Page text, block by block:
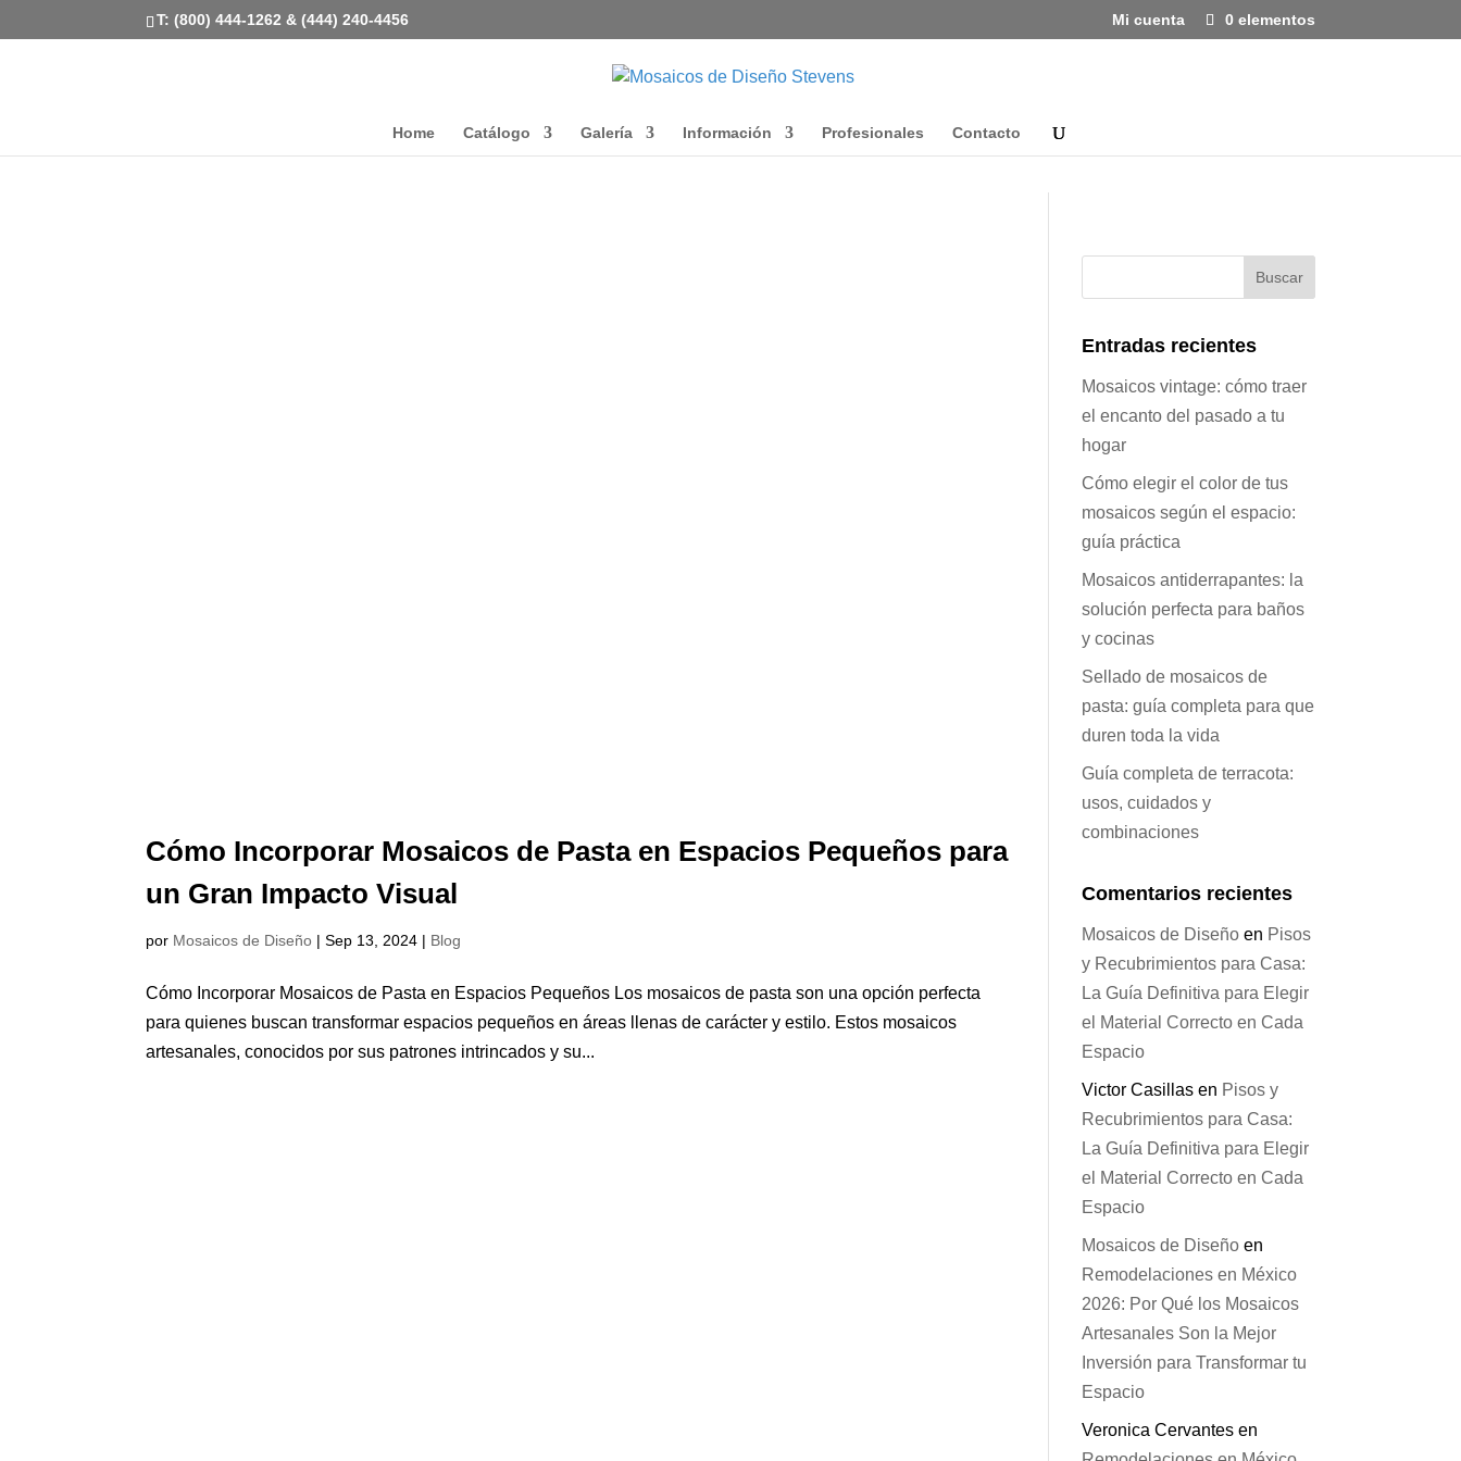
T: (800) 444-1262 & (444) 240-4456 Mi cuenta 0 elementos
Home Catálogo Galería Información Profesionales Contacto
Cómo Incorporar Mosaicos de Pasta en Espacios Pequeños para
un Gran Impacto Visual
por Mosaicos de Diseño |Sep 13, 2024 | Blog
Cómo Incorporar Mosaicos de Pasta en Espacios Pequeños Los mosaicos de pasta son una opción perfecta
para quienes buscan transformar espacios pequeños en áreas llenas de carácter y estilo. Estos mosaicos
artesanales, conocidos por sus patrones intrincados y su...
Entradas recientes
Mosaicos vintage: cómo traer
el encanto del pasado a tu
hogar
Cómo elegir el color de tus
mosaicos según el espacio:
guía práctica
Mosaicos antiderrapantes: la
solución perfecta para baños
y cocinas
Sellado de mosaicos de
pasta: guía completa para que
duren toda la vida
Guía completa de terracota:
usos, cuidados y
combinaciones
Comentarios recientes
Mosaicos de Diseñoen Pisos
y Recubrimientos para Casa:
La Guía Definitiva para Elegir
el Material Correcto en Cada
Espacio
Victor Casillasen Pisos y
Recubrimientos para Casa:
La Guía Definitiva para Elegir
el Material Correcto en Cada
Espacio
Mosaicos de Diseñoen
Remodelaciones en México
2026: Por Qué los Mosaicos
Artesanales Son la Mejor
Inversión para Transformar tu
Espacio
Veronica Cervantesen